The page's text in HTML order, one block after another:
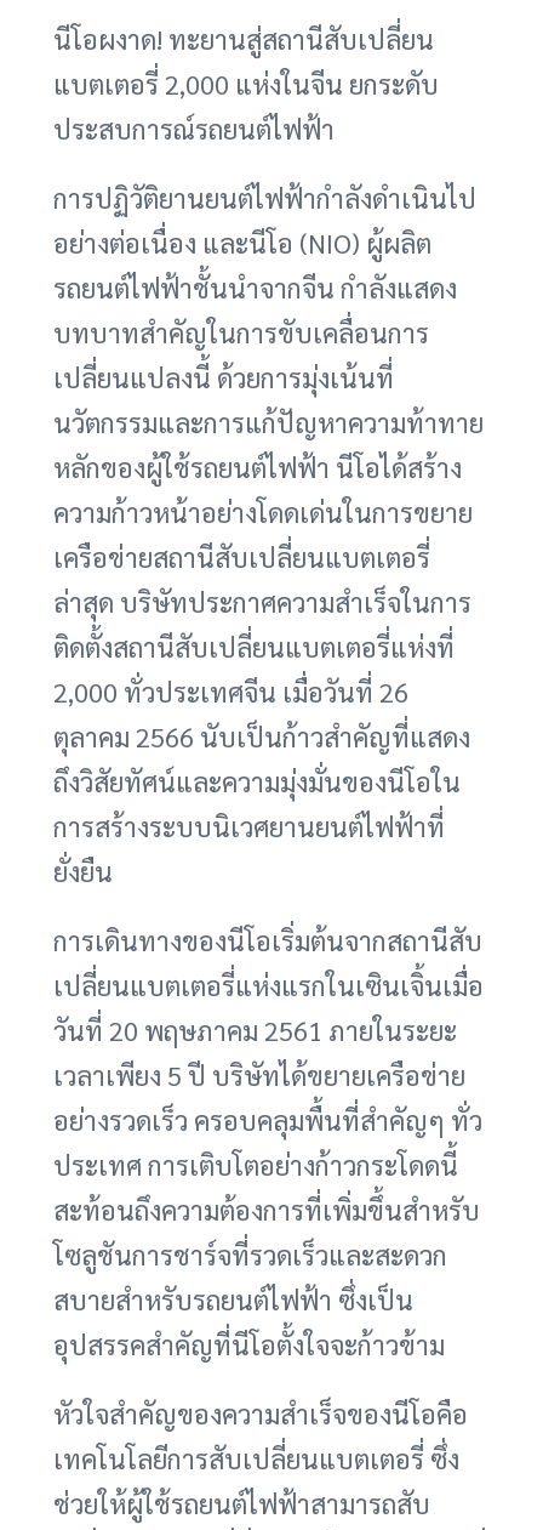
นีโอผงาด! ทะยานสู่สถานีสับเปลี่ยน
แบตเตอรี่ 2,000 แห่งในจีน ยกระดับ
ประสบการณ์รถยนต์ไฟฟ้า
การปฏิวัติยานยนต์ไฟฟ้ากำลังดำเนินไป
อย่างต่อเนื่อง และนีโอ (NIO) ผู้ผลิต
รถยนต์ไฟฟ้าชั้นนำจากจีน กำลังแสดง
บทบาทสำคัญในการขับเคลื่อนการ
เปลี่ยนแปลงนี้ ด้วยการมุ่งเน้นที่
นวัตกรรมและการแก้ปัญหาความท้าทาย
หลักของผู้ใช้รถยนต์ไฟฟ้า นีโอได้สร้าง
ความก้าวหน้าอย่างโดดเด่นในการขยาย
เครือข่ายสถานีสับเปลี่ยนแบตเตอรี่
ล่าสุด บริษัทประกาศความสำเร็จในการ
ติดตั้งสถานีสับเปลี่ยนแบตเตอรี่แห่งที่
2,000 ทั่วประเทศจีน เมื่อวันที่ 26
ตุลาคม 2566 นับเป็นก้าวสำคัญที่แสดง
ถึงวิสัยทัศน์และความมุ่งมั่นของนีโอใน
การสร้างระบบนิเวศยานยนต์ไฟฟ้าที่
ยั่งยืน
การเดินทางของนีโอเริ่มต้นจากสถานีสับ
เปลี่ยนแบตเตอรี่แห่งแรกในเซินเจิ้นเมื่อ
วันที่ 20 พฤษภาคม 2561 ภายในระยะ
เวลาเพียง 5 ปี บริษัทได้ขยายเครือข่าย
อย่างรวดเร็ว ครอบคลุมพื้นที่สำคัญๆ ทั่ว
ประเทศ การเติบโตอย่างก้าวกระโดดนี้
สะท้อนถึงความต้องการที่เพิ่มขึ้นสำหรับ
โซลูชันการชาร์จที่รวดเร็วและสะดวก
สบายสำหรับรถยนต์ไฟฟ้า ซึ่งเป็น
อุปสรรคสำคัญที่นีโอตั้งใจจะก้าวข้าม
หัวใจสำคัญของความสำเร็จของนีโอคือ
เทคโนโลยีการสับเปลี่ยนแบตเตอรี่ ซึ่ง
ช่วยให้ผู้ใช้รถยนต์ไฟฟ้าสามารถสับ